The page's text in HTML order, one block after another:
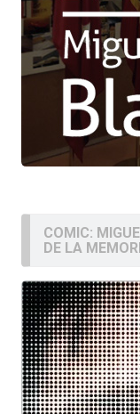
COMIC:
DE LA